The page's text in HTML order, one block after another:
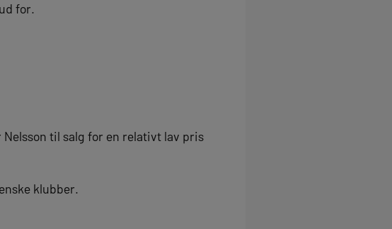
for.
til salg for en relativt lav pris
klubber.